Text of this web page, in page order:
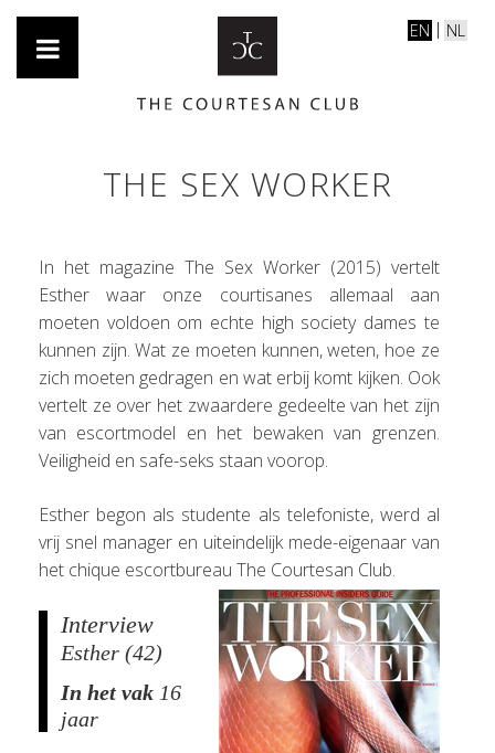
EN NL
THE SEX WORKER
In het magazine The Sex Worker (2015) vertelt
Esther waar onze courtisanes allemaal aan
moeten voldoen om echte high society dames te
kunnen zijn. Wat ze moeten kunnen, weten, hoe ze
zich moeten gedragen en wat erbij komt kijken. Ook
vertelt ze over het zwaardere gedeelte van het zijn
van escortmodel en het bewaken van grenzen.
Veiligheid en safe-seks staan voorop.
Esther begon als studente als telefoniste, werd al
vrij snel manager en uiteindelijk mede-eigenaar van
het chique escortbureau The Courtesan Club.
Interview
Esther (42)
In het vak 16
jaar